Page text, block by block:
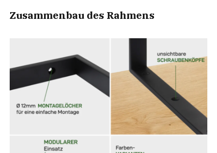
Zusammenbau des Rahmens